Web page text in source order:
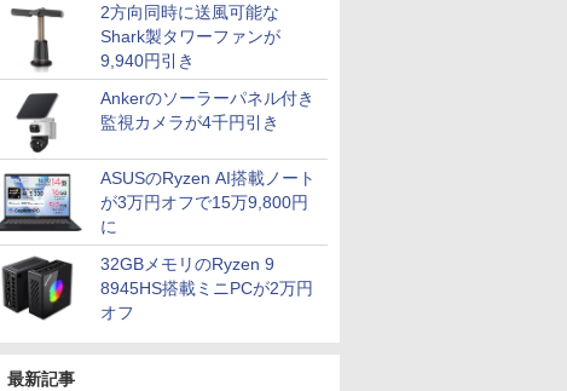
2方向同時に送風可能な
Shark製タワーファンが
9,940円引き
Ankerのソーラーパネル付き
監視カメラが4千円引き
ASUSのRyzen AI搭載ノート
が3万円オフで15万9,800円
に
32GBメモリのRyzen 9
8945HS搭載ミニPCが2万円
オフ
最新記事